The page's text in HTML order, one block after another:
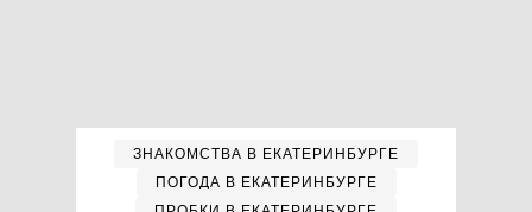
ЗНАКОМСТВА В ЕКАТЕРИНБУРГЕ
ПОГОДА В ЕКАТЕРИНБУРГЕ